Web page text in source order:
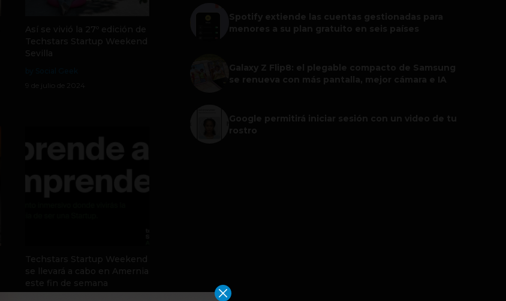
Así se vivió la 27º edición de
Techstars Startup Weekend
Sevilla
9 de julio de 2024
Techstars Startup Weekend
se llevará a cabo en Amernia
este fin de semana
Spotify extiende las cuentas gestionadas para
menores a su plan gratuito en seis países
Galaxy Z Flip8: el plegable compacto de Samsung
se renueva con más pantalla, mejor cámara e IA
Google permitirá iniciar sesión con un video de tu
rostro